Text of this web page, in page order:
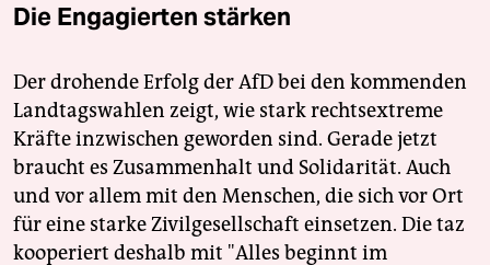
Die Engagierten stärken
Der drohende Erfolg der AfD bei den kommenden
Landtagswahlen zeigt, wie stark rechtsextreme
Kräfte inzwischen geworden sind. Gerade jetzt
braucht es Zusammenhalt und Solidarität. Auch
und vor allem mit den Menschen, die sich vor Ort
für eine starke Zivilgesellschaft einsetzen. Die taz
kooperiert deshalb mit "Alles beginnt im